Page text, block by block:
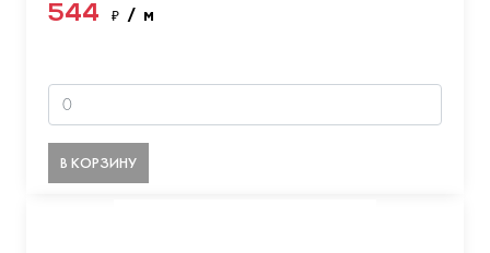
544 ₽ / м
В КОРЗИНУ